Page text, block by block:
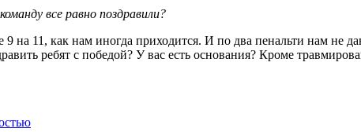
все равно поздравили?
на 11, как нам иногда приходится. И по два пенальти нам не
ребят с победой? У вас есть основания? Кроме